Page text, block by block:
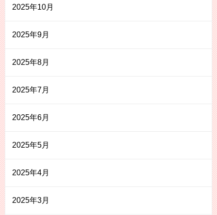
2025年10月
2025年9月
2025年8月
2025年7月
2025年6月
2025年5月
2025年4月
2025年3月